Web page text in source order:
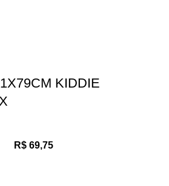
KIDDIE
R$69,75